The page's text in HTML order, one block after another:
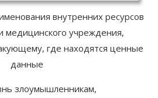
внутренних ресурсов
медицинского учреждения,
где находятся ценные
данные
злоумышленникам,